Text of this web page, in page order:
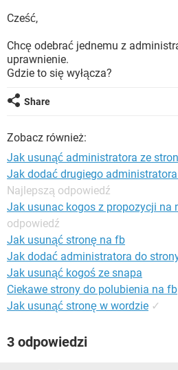
WINDOWS 10
WINDOWS 10
GRY
SPOTIFY
INSTAGRAM
Cześć,
Chcę odebrać jednemu z
uprawnienie.
Gdzie to się wyłącza?
Share
Zobacz również:
Jak usunąć administratora ze
Jak dodać drugiego
Najlepszą odpowiedź
Jak usunac kogos z propozycji na
odpowiedź
Jak usunąć stronę na fb
Jak dodać administratora do
Jak usunąć kogoś ze snapa
Ciekawe strony do polubienia na fb
Jak usunąć stronę w wordzie ✓
3 odpowiedzi